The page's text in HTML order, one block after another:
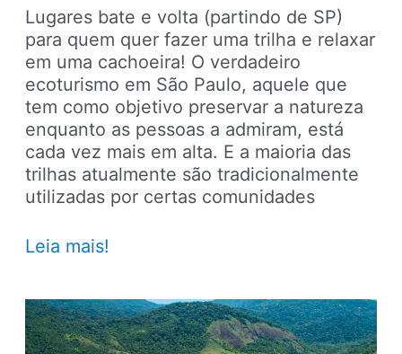
Lugares bate e volta (partindo de SP)
para quem quer fazer uma trilha e relaxar
em uma cachoeira! O verdadeiro
ecoturismo em São Paulo, aquele que
tem como objetivo preservar a natureza
enquanto as pessoas a admiram, está
cada vez mais em alta. E a maioria das
trilhas atualmente são tradicionalmente
utilizadas por certas comunidades
8
SP
com
Leia mais!